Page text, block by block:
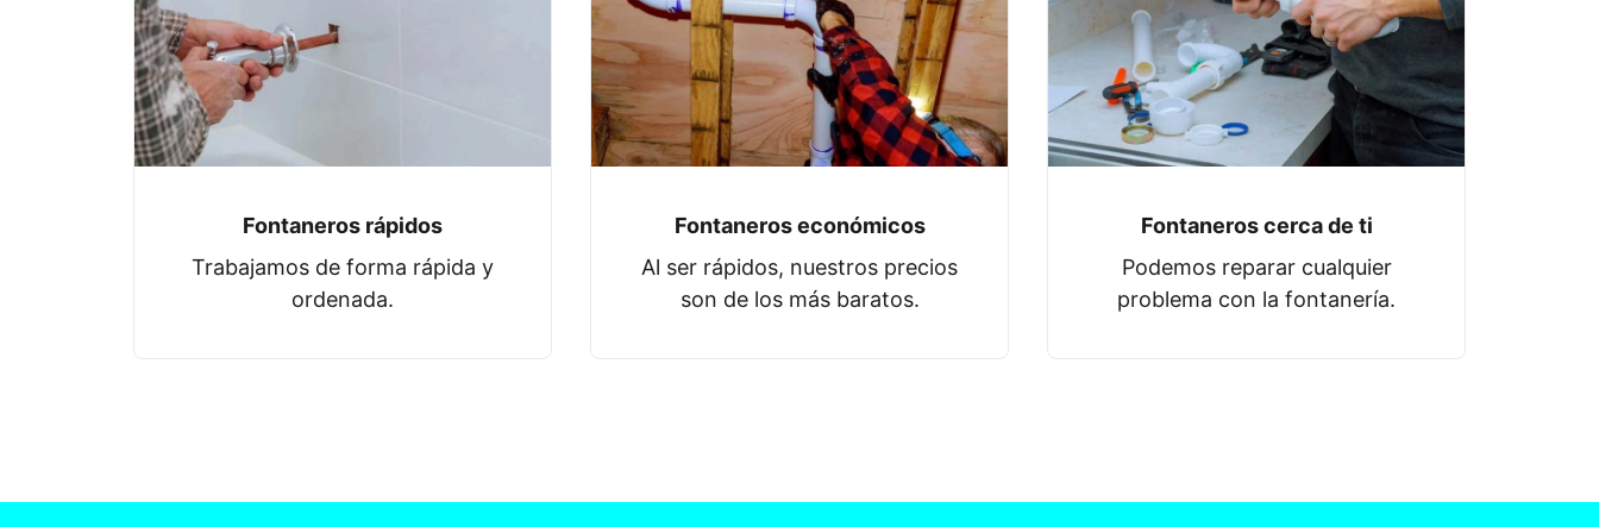
Fontaneros rápidos
Trabajamos de forma rápida y
ordenada.
Fontaneros económicos
Al ser rápidos, nuestros precios
son de los más baratos.
Fontaneros cerca de ti
Podemos reparar cualquier
problema con la fontanería.